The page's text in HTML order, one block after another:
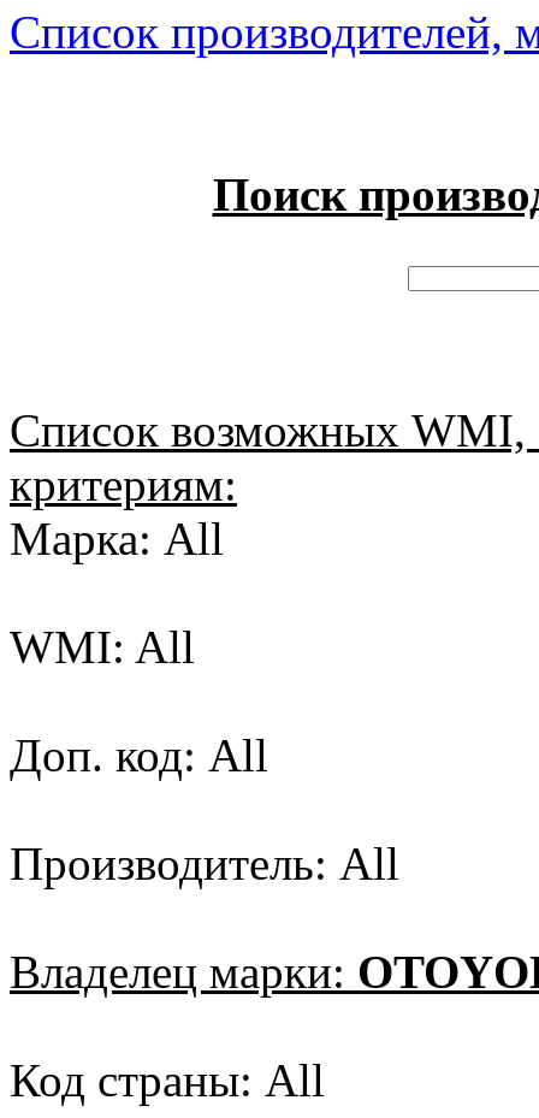
Список производителей,
Поиск
Список возможных
критериям:
Марка: All
WMI: All
Доп. код: All
Производитель: All
Владелец марки:
Код страны: All